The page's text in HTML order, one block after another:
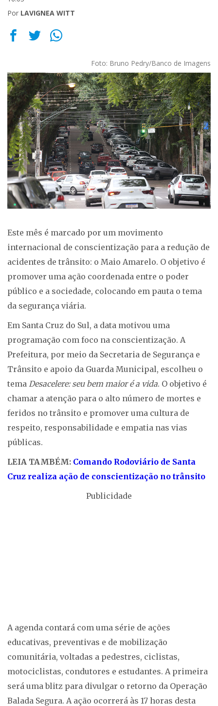
Por LAVIGNEA WITT
Foto: Bruno Pedry/Banco de Imagens
Este mês é marcado por um movimento
internacional de conscientização para a redução de
acidentes de trânsito: o Maio Amarelo. O objetivo é
promover uma ação coordenada entre o poder
público e a sociedade, colocando em pauta o tema
da segurança viária.
Em Santa Cruz do Sul, a data motivou uma
programação com foco na conscientização. A
Prefeitura, por meio da Secretaria de Segurança e
Trânsito e apoio da Guarda Municipal, escolheu o
tema Desacelere: seu bem maior é a vida. O objetivo é
chamar a atenção para o alto número de mortes e
feridos no trânsito e promover uma cultura de
respeito, responsabilidade e empatia nas vias
públicas.
LEIA TAMBÉM: Comando Rodoviário de Santa
Cruz realiza ação de conscientização no trânsito
Publicidade
A agenda contará com uma série de ações
educativas, preventivas e de mobilização
comunitária, voltadas a pedestres, ciclistas,
motociclistas, condutores e estudantes. A primeira
será uma blitz para divulgar o retorno da Operação
Balada Segura. A ação ocorrerá às 17 horas desta